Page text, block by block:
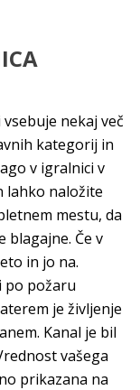
nekaj več
kategorij in
v igralnici v
lahko naložite
mestu, da
blagajne. Če v
in jo na.
po požaru
je življenje
Kanal je bil
vašega
prikazana na